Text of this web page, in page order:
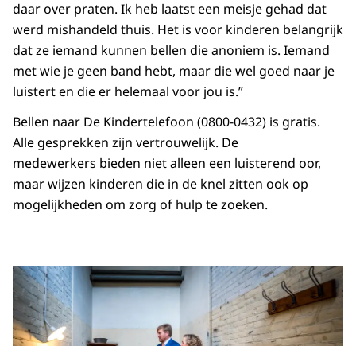
daar over praten. Ik heb laatst een meisje gehad dat
werd mishandeld thuis. Het is voor kinderen belangrijk
dat ze iemand kunnen bellen die anoniem is. Iemand
met wie je geen band hebt, maar die wel goed naar je
luistert en die er helemaal voor jou is.”
Bellen naar De Kindertelefoon (0800-0432) is gratis.
Alle gesprekken zijn vertrouwelijk. De
medewerkers bieden niet alleen een luisterend oor,
maar wijzen kinderen die in de knel zitten ook op
mogelijkheden om zorg of hulp te zoeken.